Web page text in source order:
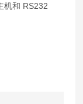
机和 RS232